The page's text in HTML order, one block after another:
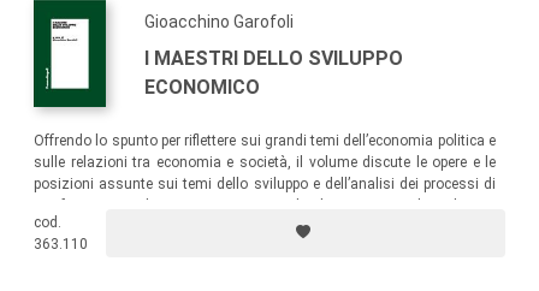
Gioacchino Garofoli
I MAESTRI DELLO SVILUPPO
ECONOMICO
Offrendo lo spunto per riflettere sui grandi temi dell’economia politica e
sulle relazioni tra economia e società, il volume discute le opere e le
posizioni assunte sui temi dello sviluppo e dell’analisi dei processi di
lasciato negli ultimi anni: Albert Hirschman, Giorgio Fuà, Paolo Sylos
Labini, Gérard Destanne De Bernis, Augusto Graziani e Pierre Judet.
cod.
363.110